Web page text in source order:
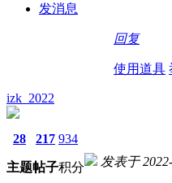
发消息
回复
使用道具
izk_2022
28
主题
217
帖子
934
积分 发表于